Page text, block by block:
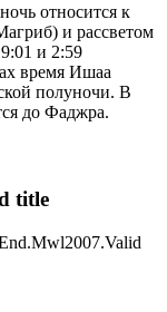
относится к
и рассветом
и 2:59
время Ишаа
полуночи. В
до Фаджра.
title